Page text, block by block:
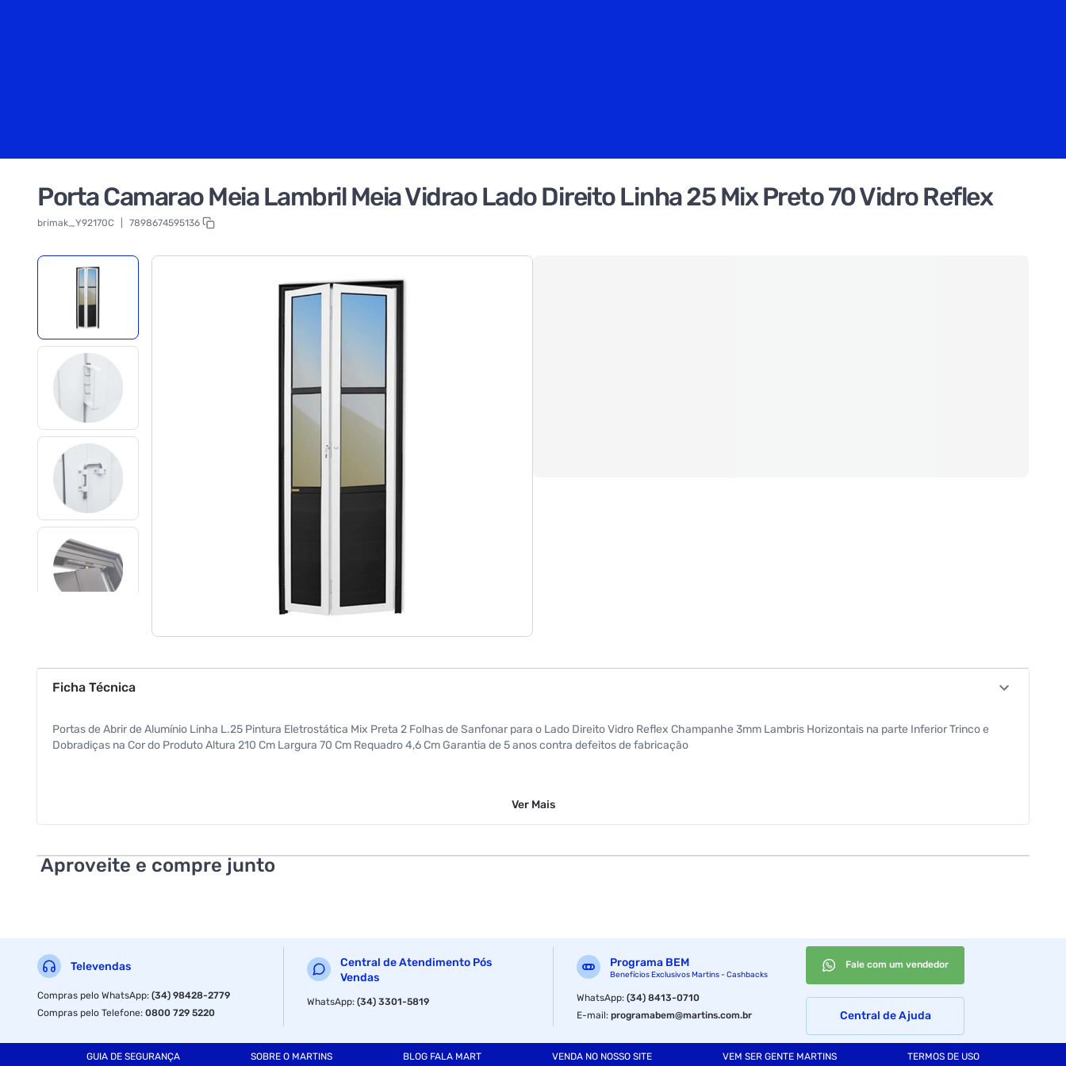
Porta Camarao Meia Lambril Meia Vidrao Lado Direito Linha 25 Mix Preto 70 Vidro Reflex
brimak_Y92170C 7898674595136
Ficha Técnica
Portas de Abrir de Alumínio Linha L.25 Pintura Eletrostática Mix Preta 2 Folhas de Sanfonar para o Lado Direito Vidro Reflex Champanhe 3mm Lambris Horizontais na parte Inferior Trinco e
Dobradiças na Cor do Produto Altura 210 Cm Largura 70 Cm Requadro 4,6 Cm Garantia de 5 anos contra defeitos de fabricação
Ver Mais
Aproveite e compre junto
Televendas
Compras pelo WhatsApp:(34) 98428-2779
Compras pelo Telefone:0800 729 5220
Central de Atendimento Pós
Vendas
WhatsApp:(34) 3301-5819
Programa BEM
Benefícios Exclusivos Martins - Cashbacks
WhatsApp:(34) 8413-0710
E-mail:programabem@martins.com.br
Fale com um vendedor
Central de Ajuda
GUIA DE SEGURANÇA SOBRE O MARTINS BLOG FALA MART VENDA NO NOSSO SITE VEM SER GENTE MARTINS TERMOS DE USO